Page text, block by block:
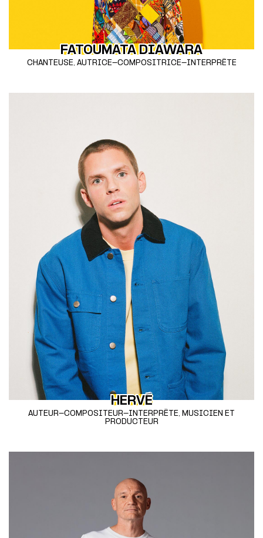
FATOUMATA DIAWARA
CHANTEUSE, AUTRICE-COMPOSITRICE-INTERPRÈTE
HERVÉ
AUTEUR-COMPOSITEUR-INTERPRÈTE, MUSICIEN ET
PRODUCTEUR